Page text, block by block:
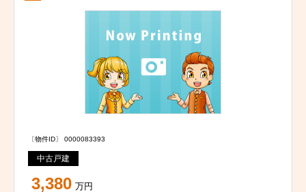
〔物件ID〕 0000083393
中古戸建
3,380 万円